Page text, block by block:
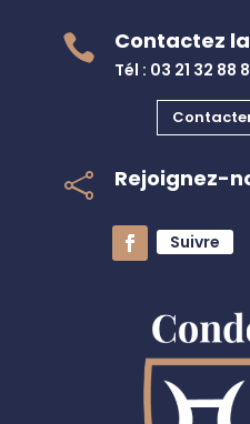
 Contactez
Tél : 03 21 32 88
 Rejoignez-
Suivre